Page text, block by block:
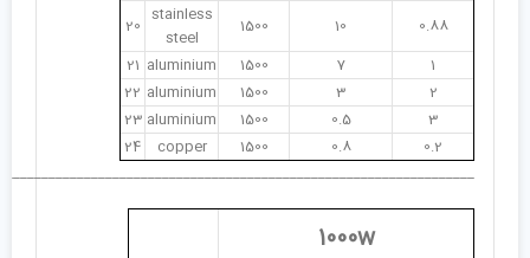
0.88
10
1500
stainless
steel
20
1
7
1500
aluminium
21
2
3
1500
aluminium
22
3
0.5
1500
aluminium
23
0.2
0.8
1500
copper
24
1000w